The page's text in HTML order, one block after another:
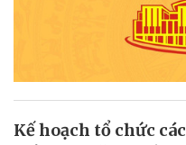
Kế hoạch tổ chức